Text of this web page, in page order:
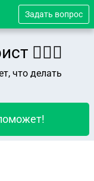
Задать вопрос
👨🏻‍⚖️
что делать